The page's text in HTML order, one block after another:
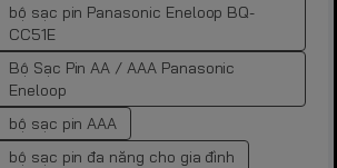
bộ sạc pin Panasonic Eneloop BQ-
CC51E
Bộ Sạc Pin AA / AAA Panasonic
Eneloop
bộ sạc pin AAA
bộ sạc pin đa năng cho gia đình